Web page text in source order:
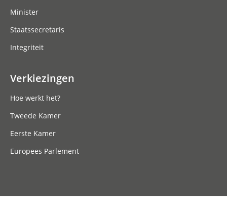
Minister
Staatssecretaris
Integriteit
Verkiezingen
Hoe werkt het?
Tweede Kamer
Eerste Kamer
Europees Parlement